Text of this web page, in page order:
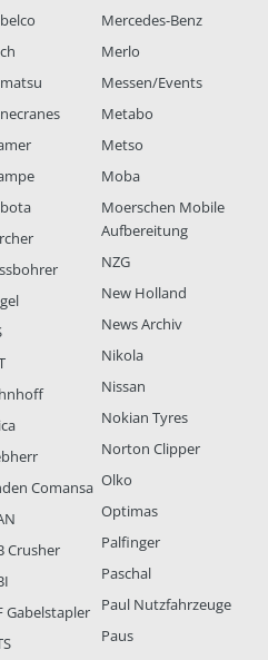
Comansa
Crusher
Gabelstapler
Mercedes-Benz
Merlo
Messen/Events
Metabo
Metso
Moba
Moerschen Mobile
Aufbereitung
NZG
New Holland
News Archiv
Nikola
Nissan
Nokian Tyres
Norton Clipper
Olko
Optimas
Palfinger
Paschal
Paul Nutzfahrzeuge
Paus